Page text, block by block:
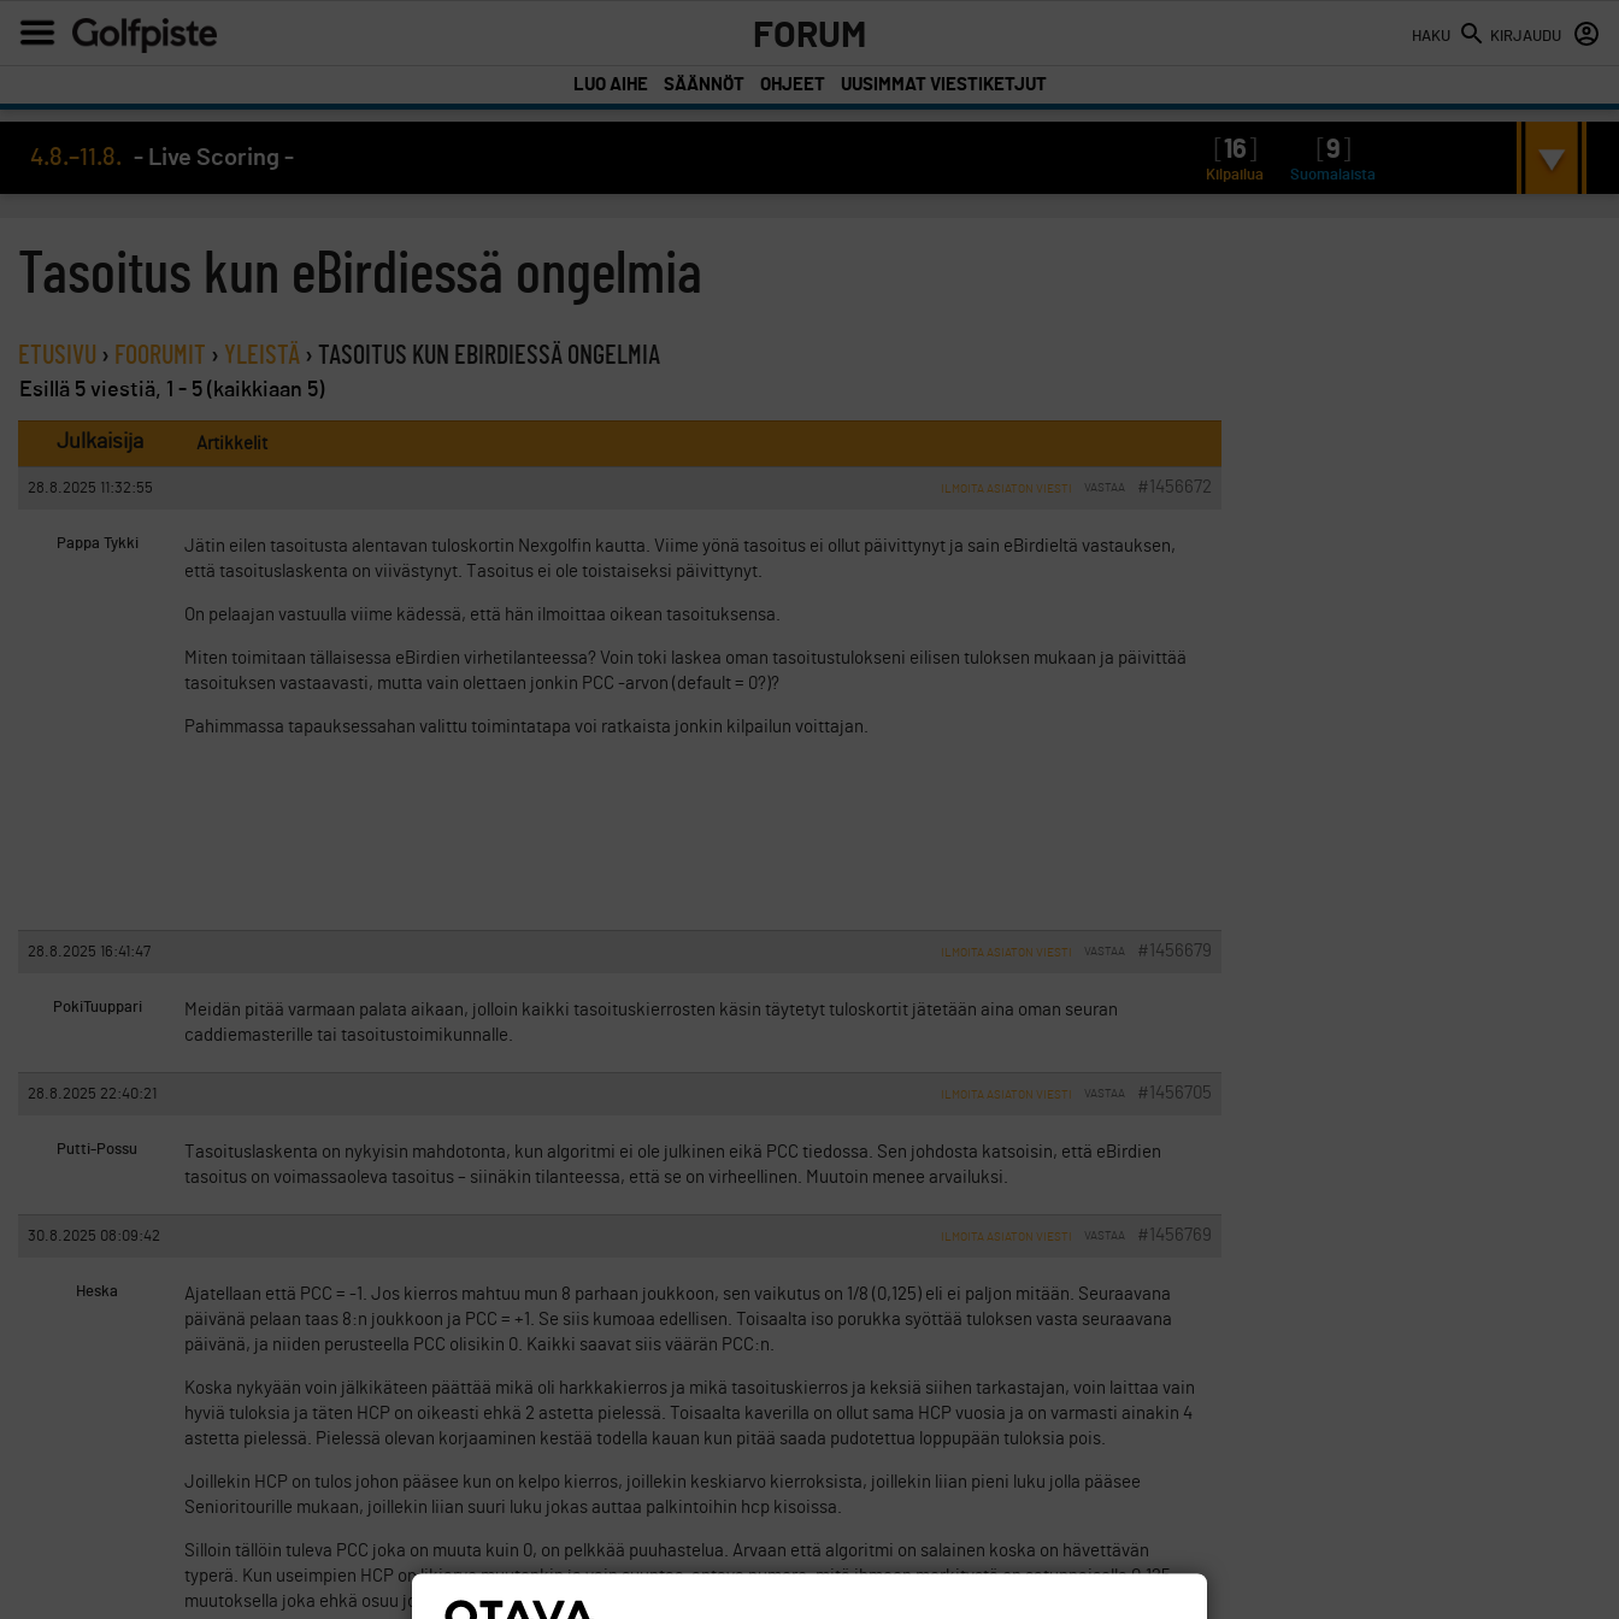
HAKU KIRJAUDU
FORUM
LUO AIHE SÄÄNNÖT OHJEET UUSIMMAT VIESTIKETJUT
4.8.–11.8. - Live Scoring - 16 9
Kilpailua Suomalaista
Tasoitus kun eBirdiessä ongelmia
ETUSIVU › FOORUMIT › YLEISTÄ › TASOITUS KUN EBIRDIESSÄ ONGELMIA
Esillä 5 viestiä, 1 - 5 (kaikkiaan 5)
Julkaisija Artikkelit
28.8.2025 11:32:55 #1456672
VASTAA
ILMOITA ASIATON VIESTI
Pappa Tykki
Jätin eilen tasoitusta alentavan tuloskortin Nexgolfin kautta. Viime yönä tasoitus ei ollut päivittynyt ja sain eBirdieltä vastauksen,
että tasoituslaskenta on viivästynyt. Tasoitus ei ole toistaiseksi päivittynyt.
On pelaajan vastuulla viime kädessä, että hän ilmoittaa oikean tasoituksensa.
Miten toimitaan tällaisessa eBirdien virhetilanteessa? Voin toki laskea oman tasoitustulokseni eilisen tuloksen mukaan ja päivittää
tasoituksen vastaavasti, mutta vain olettaen jonkin PCC -arvon (default = 0?)?
Pahimmassa tapauksessahan valittu toimintatapa voi ratkaista jonkin kilpailun voittajan.
28.8.2025 16:41:47 #1456679
VASTAA
ILMOITA ASIATON VIESTI
PokiTuuppari
Meidän pitää varmaan palata aikaan, jolloin kaikki tasoituskierrosten käsin täytetyt tuloskortit jätetään aina oman seuran
caddiemasterille tai tasoitustoimikunnalle.
28.8.2025 22:40:21 #1456705
VASTAA
ILMOITA ASIATON VIESTI
Putti-Possu
Tasoituslaskenta on nykyisin mahdotonta, kun algoritmi ei ole julkinen eikä PCC tiedossa. Sen johdosta katsoisin, että eBirdien
tasoitus on voimassaoleva tasoitus – siinäkin tilanteessa, että se on virheellinen. Muutoin menee arvailuksi.
30.8.2025 08:09:42 #1456769
VASTAA
ILMOITA ASIATON VIESTI
Heska
Ajatellaan että PCC = -1. Jos kierros mahtuu mun 8 parhaan joukkoon, sen vaikutus on 1/8 (0,125) eli ei paljon mitään. Seuraavana
päivänä pelaan taas 8:n joukkoon ja PCC = +1. Se siis kumoaa edellisen. Toisaalta iso porukka syöttää tuloksen vasta seuraavana
päivänä, ja niiden perusteella PCC olisikin 0. Kaikki saavat siis väärän PCC:n.
Koska nykyään voin jälkikäteen päättää mikä oli harkkakierros ja mikä tasoituskierros ja keksiä siihen tarkastajan, voin laittaa vain
hyviä tuloksia ja täten HCP on oikeasti ehkä 2 astetta pielessä. Toisaalta kaverilla on ollut sama HCP vuosia ja on varmasti ainakin 4
astetta pielessä. Pielessä olevan korjaaminen kestää todella kauan kun pitää saada pudotettua loppupään tuloksia pois.
Joillekin HCP on tulos johon pääsee kun on kelpo kierros, joillekin keskiarvo kierroksista, joillekin liian pieni luku jolla pääsee
Senioritourille mukaan, joillekin liian suuri luku jokas auttaa palkintoihin hcp kisoissa.
Silloin tällöin tuleva PCC joka on muuta kuin 0, on pelkkää puuhastelua. Arvaan että algoritmi on salainen koska on hävettävän
typerä. Kun useimpien HCP on likiarvo muutenkin ja vain suuntaa-antava numero, mitä ihmeen merkitystä on satunnaisella 0,125
muutoksella joka ehkä osuu jos tulos mahtuu 8 joukkoon.